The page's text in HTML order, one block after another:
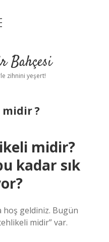
Bahçesi
zihnini yeşert!
midir ?
midir?
kadar sık
hoş geldiniz. Bugün
midir” var.